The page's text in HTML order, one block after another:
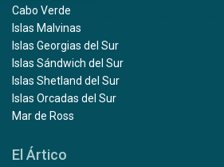
Cabo Verde
Islas Malvinas
Islas Georgias del Sur
Islas Sándwich del Sur
Islas Shetland del Sur
Islas Orcadas del Sur
Mar de Ross
El Ártico